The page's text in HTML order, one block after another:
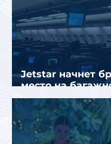
Jetstar начнет
место на
салоне самолета